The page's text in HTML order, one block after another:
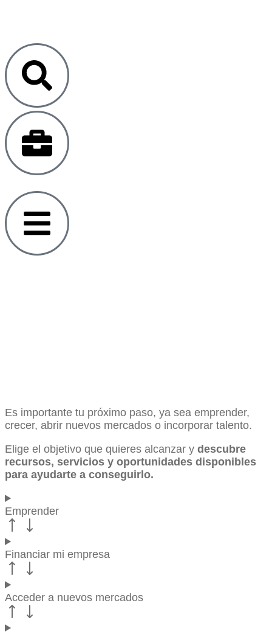
Es importante tu próximo paso, ya sea emprender,
crecer, abrir nuevos mercados o incorporar talento.
Elige el objetivo que quieres alcanzar y descubre
recursos, servicios y oportunidades disponibles
para ayudarte a conseguirlo.
Emprender
Financiar mi empresa
Acceder a nuevos mercados